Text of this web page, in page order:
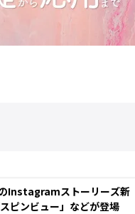
Instagramストーリーズ新
ピンビュー」などが登場